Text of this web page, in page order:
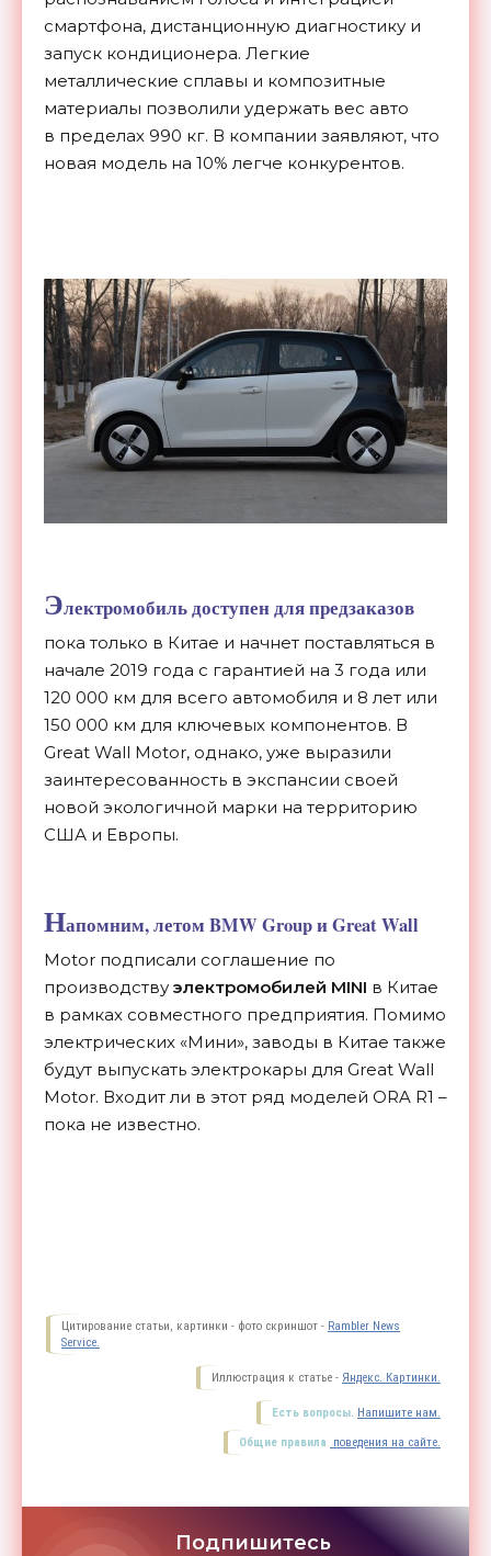
смартфона, дистанционную диагностику и
запуск кондиционера. Легкие
металлические сплавы и композитные
материалы позволили удержать вес авто
в пределах 990 кг. В компании заявляют, что
новая модель на 10% легче конкурентов.
Электромобиль доступен для предзаказов
пока только в Китае и начнет поставляться в
начале 2019 года с гарантией на 3 года или
120 000 км для всего автомобиля и 8 лет или
150 000 км для ключевых компонентов. В
Great Wall Motor, однако, уже выразили
заинтересованность в экспансии своей
новой экологичной марки на территорию
США и Европы.
Напомним, летом BMW Group и Great Wall
Motor подписали соглашение по
производству электромобилей MINI в Китае
в рамках совместного предприятия. Помимо
электрических «Мини», заводы в Китае также
будут выпускать электрокары для Great Wall
Motor. Входит ли в этот ряд моделей ORA R1 –
пока не известно.
Цитирование статьи, картинки - фото скриншот - Rambler News
Service.
Иллюстрация к статье - Яндекс. Картинки.
Есть вопросы. Напишите нам.
Общие правила поведения на сайте.
Подпишитесь